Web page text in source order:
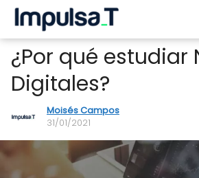
¿Por qué estudiar
Digitales?
Moisés Campos
31/01/2021